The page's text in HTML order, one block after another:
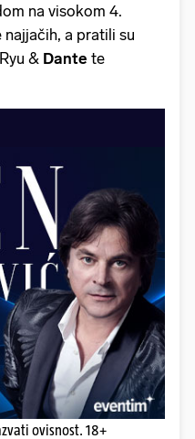
na visokom 4.
a pratili su
& Dante te
ovisnost. 18+